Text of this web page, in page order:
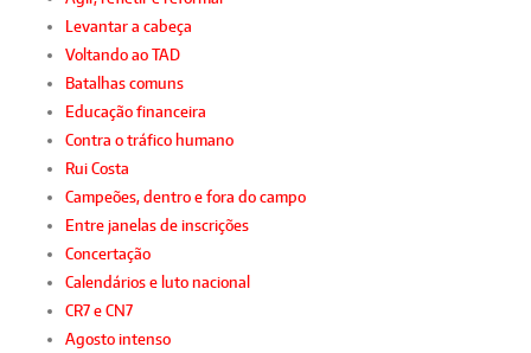
Levantar a cabeça
Voltando ao TAD
Batalhas comuns
Educação financeira
Contra o tráfico humano
Rui Costa
Campeões, dentro e fora do campo
Entre janelas de inscrições
Concertação
Calendários e luto nacional
CR7 e CN7
Agosto intenso